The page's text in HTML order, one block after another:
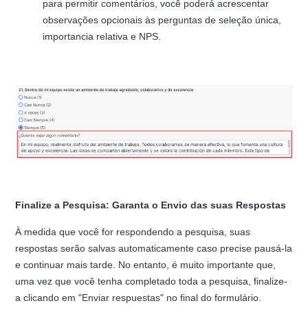
para permitir comentários, você poderá acrescentar
observações opcionais às perguntas de seleção única,
importancia relativa e NPS.
Finalize a Pesquisa: Garanta o Envio das suas Respostas
À medida que você for respondendo a pesquisa, suas
respostas serão salvas automaticamente caso precise pausá-la
e continuar mais tarde. No entanto, é muito importante que,
uma vez que você tenha completado toda a pesquisa, finalize-
a clicando em "Enviar respuestas" no final do formulário.